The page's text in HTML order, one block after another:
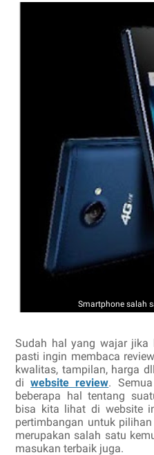
Smartphone salah
Sudah hal yang wajar jika
pasti ingin membaca
kwalitas, tampilan, harga
diwebsite review.
beberapa hal tentang
bisa kita lihat di website
pertimbangan untuk
merupakan salah satu
masukan terbaik juga.